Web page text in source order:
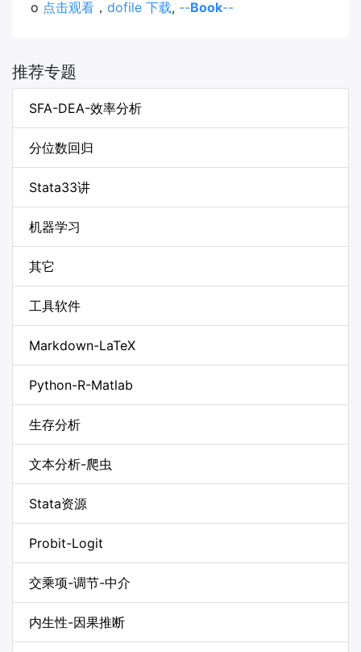
o 点击观看 ， dofile 下载, --Book--
推荐专题
SFA-DEA-效率分析
分位数回归
Stata33讲
机器学习
其它
工具软件
Markdown-LaTeX
Python-R-Matlab
生存分析
文本分析-爬虫
Stata资源
Probit-Logit
交乘项-调节-中介
内生性-因果推断